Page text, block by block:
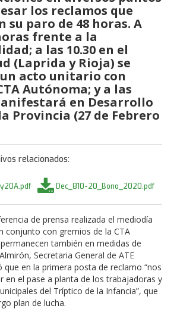
los reclamos que
su paro de 48 horas. A
frente a la
a las 10.30 en el
(Laprida y Rioja) se
acto unitario con
Autónoma; y a las
en Desarrollo
Provincia (27 de Febrero
relacionados:
Dec_810-20_Bono_2020.pdf
de prensa realizada el mediodía
conjunto con gremios de la CTA
también en medidas de
Secretaria General de ATE
que en la primera posta de reclamo “nos
en el pase a planta de los trabajadoras y
del Tríptico de la Infancia”, que
plan de lucha.